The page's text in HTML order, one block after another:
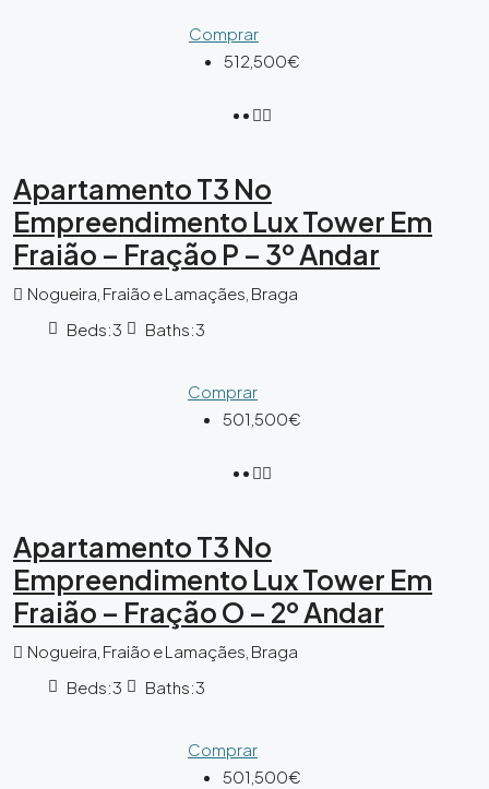
Comprar
512,500€
Apartamento T3 No
Empreendimento Lux Tower Em
Fraião – Fração P – 3º Andar
Nogueira, Fraião e Lamaçães, Braga
Beds:3 Baths:3
Comprar
501,500€
Apartamento T3 No
Empreendimento Lux Tower Em
Fraião – Fração O – 2º Andar
Nogueira, Fraião e Lamaçães, Braga
Beds:3 Baths:3
Comprar
501,500€